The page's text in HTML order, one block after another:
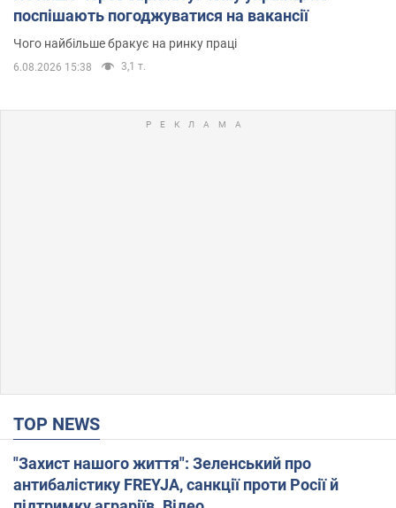
поспішають погоджуватися на вакансії
Чого найбільше бракує на ринку праці
6.08.2026 15:38 3,1 т.
TOP NEWS
"Захист нашого життя": Зеленський про
антибалістику FREYJA, санкції проти Росії й